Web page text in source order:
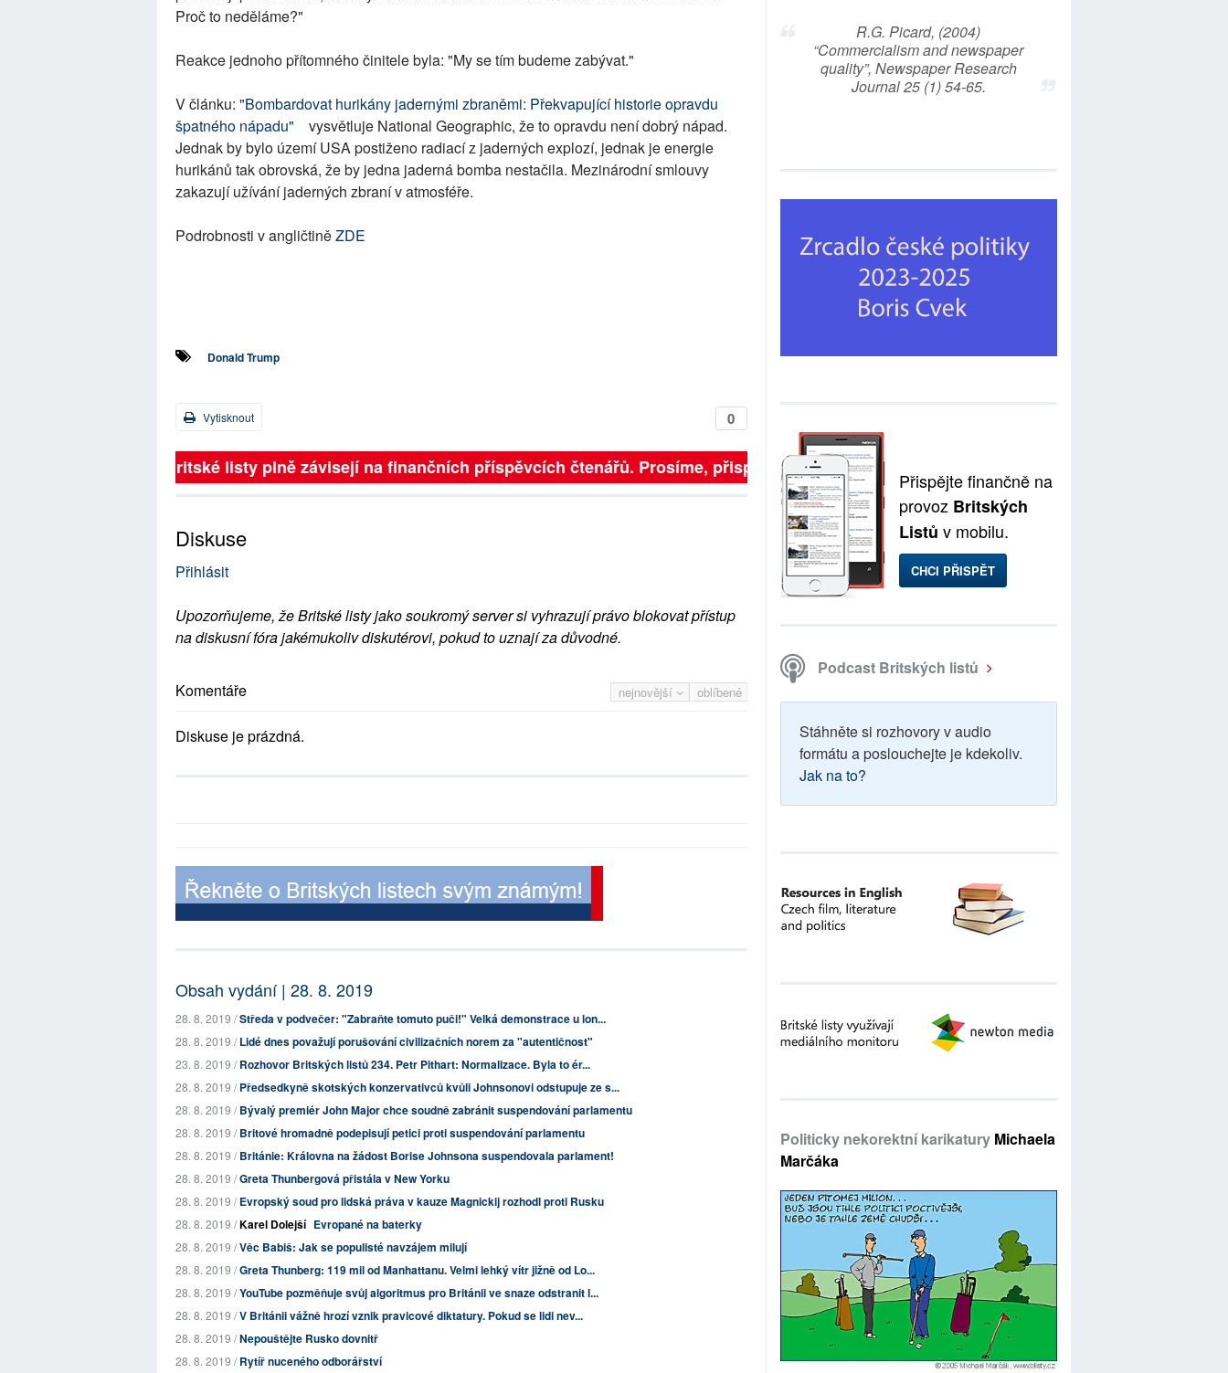
Proč to neděláme?"
Reakce jednoho přítomného činitele byla: "My se tím budeme zabývat."
V článku: "Bombardovat hurikány jadernými zbraněmi: Překvapující historie opravdu
špatného nápadu"
vysvětluje National Geographic, že to opravdu není dobrý nápad.
Jednak by bylo území USA postiženo radiací z jaderných explozí, jednak je energie
hurikánů tak obrovská, že by jedna jaderná bomba nestačila. Mezinárodní smlouvy
zakazují užívání jaderných zbraní v atmosféře.
Podrobnosti v angličtiněZDE
Donald Trump
0
Vytisknout
Britské listy plně závisejí na finančních příspěvcích čtenářů. Prosíme, přispějte. ➥
Diskuse
Přihlásit
Upozorňujeme, že Britské listy jako soukromý server si vyhrazují právo blokovat přístup
na diskusní fóra jakémukoliv diskutérovi, pokud to uznají za důvodné.
nejnovější oblíbené
Komentáře
Diskuse je prázdná.
Obsah vydání | 28. 8. 2019
28. 8. 2019 /Středa v podvečer: "Zabraňte tomuto puči!" Velká demonstrace u lon...
28. 8. 2019 /Lidé dnes považují porušování civilizačních norem za "autentičnost"
23. 8. 2019 /Rozhovor Britských listů 234. Petr Pithart: Normalizace. Byla to ér...
28. 8. 2019 /Předsedkyně skotských konzervativců kvůli Johnsonovi odstupuje ze s...
28. 8. 2019 /Bývalý premiér John Major chce soudně zabránit suspendování parlamentu
28. 8. 2019 /Britové hromadně podepisují petici proti suspendování parlamentu
28. 8. 2019 /Británie: Královna na žádost Borise Johnsona suspendovala parlament!
28. 8. 2019 /Greta Thunbergová přistála v New Yorku
28. 8. 2019 /Evropský soud pro lidská práva v kauze Magnickij rozhodl proti Rusku
28. 8. 2019 /Karel Dolejší Evropané na baterky
28. 8. 2019 /Věc Babiš: Jak se populisté navzájem milují
28. 8. 2019 /Greta Thunberg: 119 mil od Manhattanu. Velmi lehký vítr jižně od Lo...
28. 8. 2019 /YouTube pozměňuje svůj algoritmus pro Británii ve snaze odstranit l...
28. 8. 2019 /V Británii vážně hrozí vznik pravicové diktatury. Pokud se lidi nev...
28. 8. 2019 /Nepouštějte Rusko dovnitř
28. 8. 2019 /Rytíř nuceného odborářství
R.G. Picard, (2004)
“Commercialism and newspaper
quality”, Newspaper Research
Journal 25 (1) 54-65.
Přispějte finančně na
provoz Britských
Listů v mobilu.
CHCI PŘISPĚT
Podcast Britských listů
Stáhněte si rozhovory v audio
formátu a poslouchejte je kdekoliv.
Jak na to?
Politicky nekorektní karikatury Michaela
Marčáka